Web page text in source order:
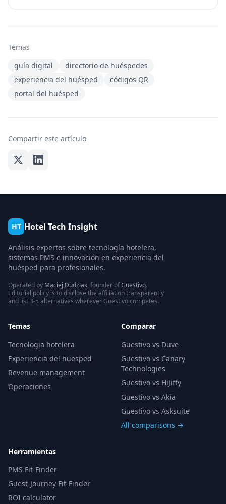
Temas
guía digital
directorio de huéspedes
experiencia del huésped
códigos QR
portal del huésped
Compartir este artículo
HT Hotel Tech Insight
Análisis expertos sobre tecnología hotelera,
sistemas PMS e innovación en experiencia del
huésped para profesionales.
Operated by Maciej Dudziak, founder ofGuestivo.
Editorial policy is to disclose the affiliation transparently
and list 3-5 alternatives wherever Guestivo competes.
Temas
Tecnologia hotelera
Experiencia del huesped
Revenue management
Operaciones
Comparar
Guestivo vs Duve
Guestivo vs Canary
Technologies
Guestivo vs HiJiffy
Guestivo vs Akia
Guestivo vs Asksuite
All comparisons →
Herramientas
PMS Fit-Finder
Guest-Journey Fit-Finder
ROI calculator